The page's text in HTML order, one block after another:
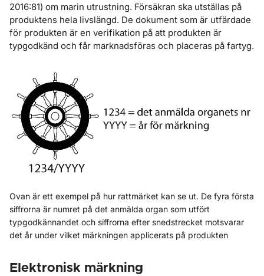
2016:81) om marin utrustning. Försäkran ska utställas på
produktens hela livslängd. De dokument som är utfärdade
för produkten är en verifikation på att produkten är
typgodkänd och får marknadsföras och placeras på fartyg.
Ovan är ett exempel på hur rattmärket kan se ut. De fyra första
siffrorna är numret på det anmälda organ som utfört
typgodkännandet och siffrorna efter snedstrecket motsvarar
det år under vilket märkningen applicerats på produkten
Elektronisk märkning